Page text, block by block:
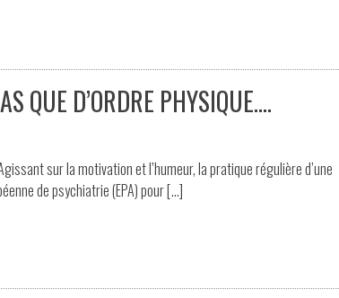
QUE D’ORDRE PHYSIQUE….
sur la motivation et l’humeur, la pratique régulière d’une
de psychiatrie (EPA) pour […]